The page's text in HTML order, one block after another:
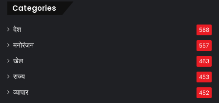
Categories
देश 588
मनोरंजन 557
खेल 463
राज्य 453
व्यापार 452